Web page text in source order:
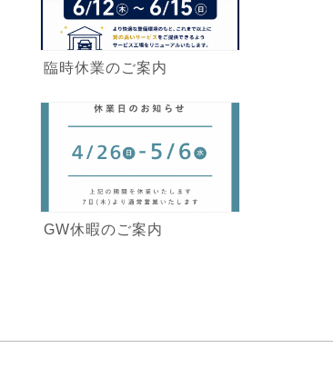
臨時休業のご案内
GW休暇のご案内